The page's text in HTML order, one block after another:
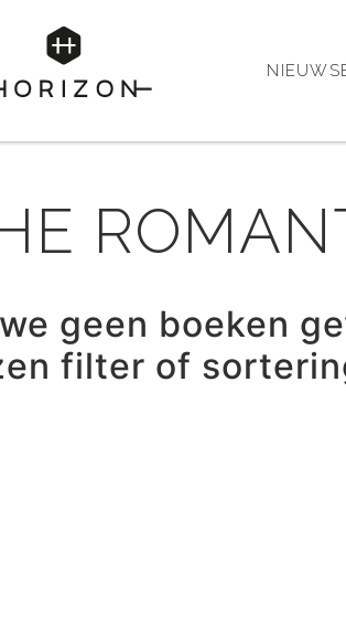
geen boeken
filter of